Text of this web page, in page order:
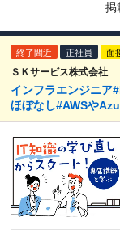
掲
終了間近 正社員 面
ＳＫサービス株式会社
インフラエンジニア
ほぼなし#AWSや